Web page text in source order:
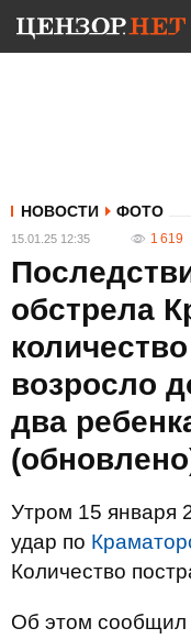
НОВОСТИ ФОТО
15.01.25 12:35 1 619
обстрела
возросло
два
Утром 15 января
удар по
Количество
Об этом сообщил